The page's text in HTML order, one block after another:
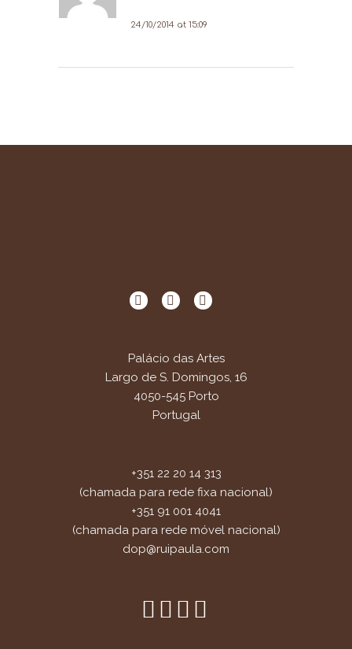
24/10/2014 at 15:09
Palácio das Artes
Largo de S. Domingos, 16
4050-545 Porto
Portugal
+351 22 20 14 313
(chamada para rede fixa nacional)
+351 91 001 4041
(chamada para rede móvel nacional)
dop@ruipaula.com